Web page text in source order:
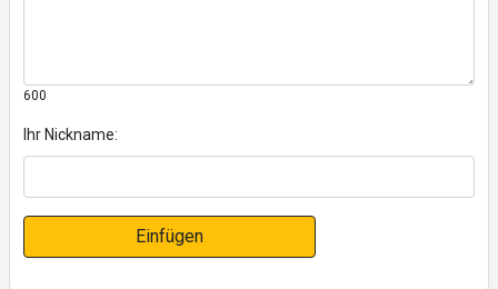
600
Ihr Nickname:
Einfügen